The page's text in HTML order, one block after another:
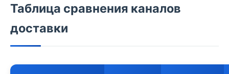
Таблица сравнения каналов
доставки